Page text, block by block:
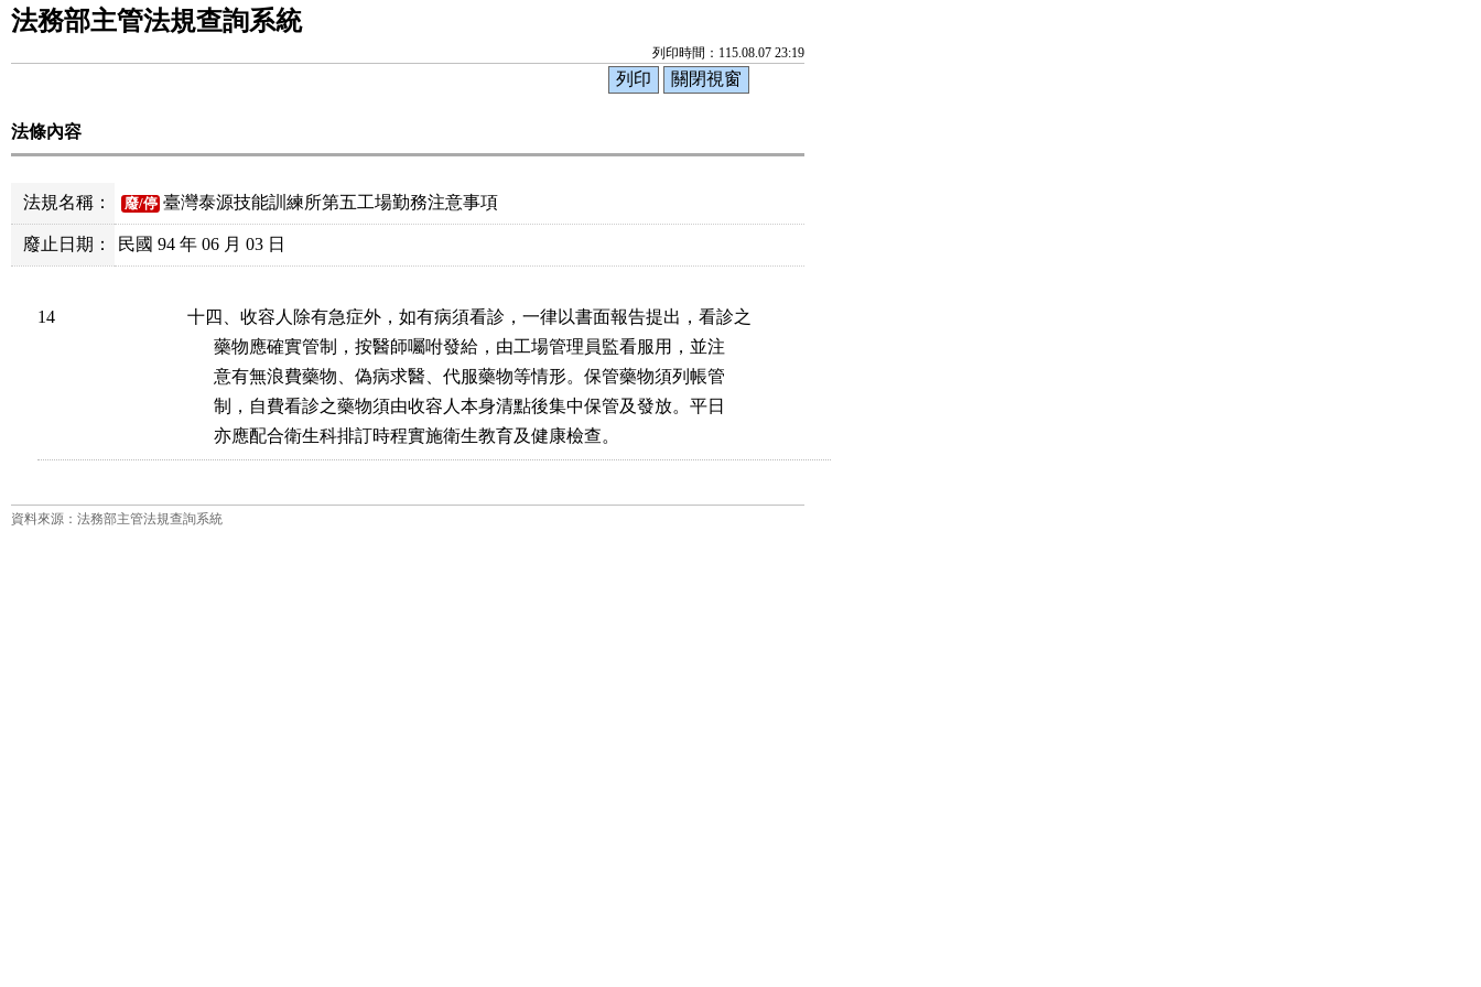
法務部主管法規查詢系統
列印時間：115.08.07 23:19
法條內容
法規名稱： 廢/停 臺灣泰源技能訓練所第五工場勤務注意事項
廢止日期： 民國 94 年 06 月 03 日
14
十四、收容人除有急症外，如有病須看診，一律以書面報告提出，看診之
      藥物應確實管制，按醫師囑咐發給，由工場管理員監看服用，並注
      意有無浪費藥物、偽病求醫、代服藥物等情形。保管藥物須列帳管
      制，自費看診之藥物須由收容人本身清點後集中保管及發放。平日
      亦應配合衛生科排訂時程實施衛生教育及健康檢查。
資料來源：法務部主管法規查詢系統